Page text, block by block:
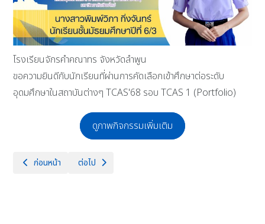
โรงเรียนจักรคำคณาทร จังหวัดลำพูน
ขอความยินดีกับนักเรียนที่ผ่านการคัดเลือกเข้าศึกษาต่อระดับ
อุดมศึกษาในสถาบันต่างๆ TCAS'68 รอบ TCAS 1 (Portfolio)
ดูภาพกิจกรรมเพิ่มเติม
เนื้อหาก่อนหน้า: วันพฤหัสบดีที่ 23 มกราคม 2568 งานลูกเสือ โรงเรียนจัก
ก่อนหน้า เนื้อหาถัดไป: รับประกาศนียบัตรผู้สนับสนุนกิจกรรมยุวกา
ต่อไป